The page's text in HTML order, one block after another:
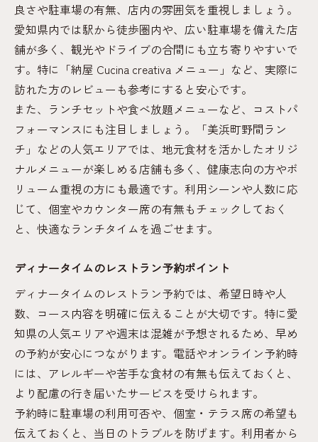
良さや駐車場の有無、店内の雰囲気を重視しましょう。
愛知県内では駅から徒歩圏内や、広い駐車場を備えた店
舗が多く、観光やドライブの合間にも立ち寄りやすいで
す。特に「納屋 Cucina creativa メニュー」など、実際に
訪れた方のレビューも参考にすると安心です。
また、ランチセットや食べ放題メニューなど、コストパ
フォーマンスにも注目しましょう。「美浜町野間ラン
チ」などの人気エリアでは、地元食材を活かしたオリジ
ナルメニューが楽しめる店舗も多く、健康志向の方やボ
リューム重視の方にも最適です。利用シーンや人数に応
じて、個室やカウンター席の有無もチェックしておく
と、快適なランチタイムを過ごせます。
ディナータイムのレストラン予約ポイント
ディナータイムのレストラン予約では、希望日時や人
数、コース内容を明確に伝えることが大切です。特に愛
知県の人気エリアや週末は混雑が予想されるため、早め
の予約が安心につながります。電話やオンライン予約時
には、アレルギーや苦手な食材の有無も伝えておくと、
より配慮の行き届いたサービスを受けられます。
予約時に駐車場の利用可否や、個室・テラス席の希望も
伝えておくと、当日のトラブルを防げます。利用者から